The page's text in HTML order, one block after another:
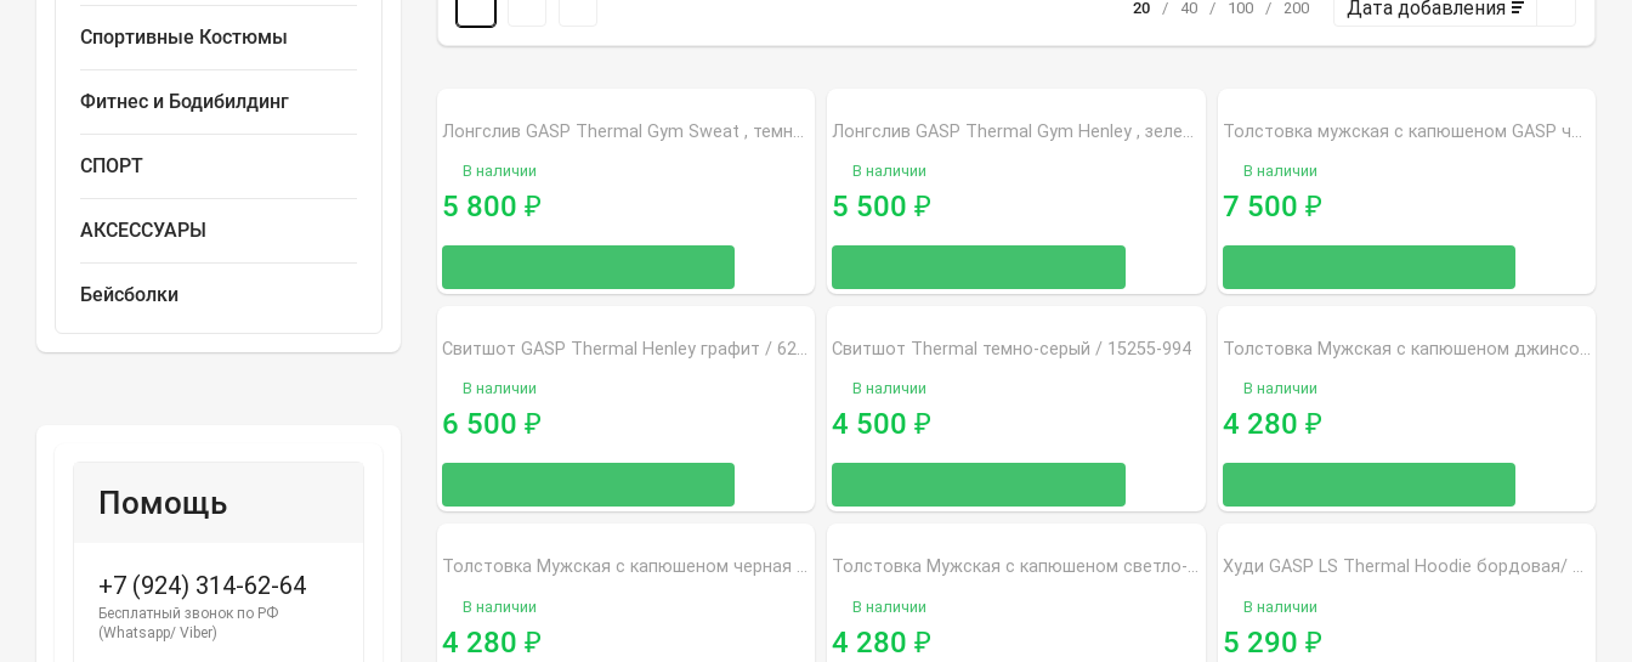
Спортивные Костюмы
Фитнес и Бодибилдинг
СПОРТ
АКСЕССУАРЫ
Бейсболки
Помощь
+7 (924) 314-62-64
Бесплатный звонок по РФ
(Whatsapp/ Viber)
20 / 40 / 100 / 200 Дата добавления
Лонгслив GASP Thermal Gym Sweat , темно-синяя / 6257
В наличии
5 800 ₽
Лонгслив GASP Thermal Gym Henley , зеленая / 6258
В наличии
5 500₽
Толстовка мужская с капюшеном GASP черная / 220708-999
В наличии
7 500 ₽
Свитшот GASP Thermal Henley графит / 6214
В наличии
6 500 ₽
Свитшот Thermal темно-серый / 15255-994
В наличии
4 500₽
Толстовка Мужская с капюшеном джинсовый / 5578
В наличии
4 280 ₽
Толстовка Мужская с капюшеном черная / 6146
В наличии
4 280 ₽
Толстовка Мужская с капюшеном светло-серая / 6147
В наличии
4 280₽
Худи GASP LS Thermal Hoodie бордовая/ 220733
В наличии
5 290 ₽